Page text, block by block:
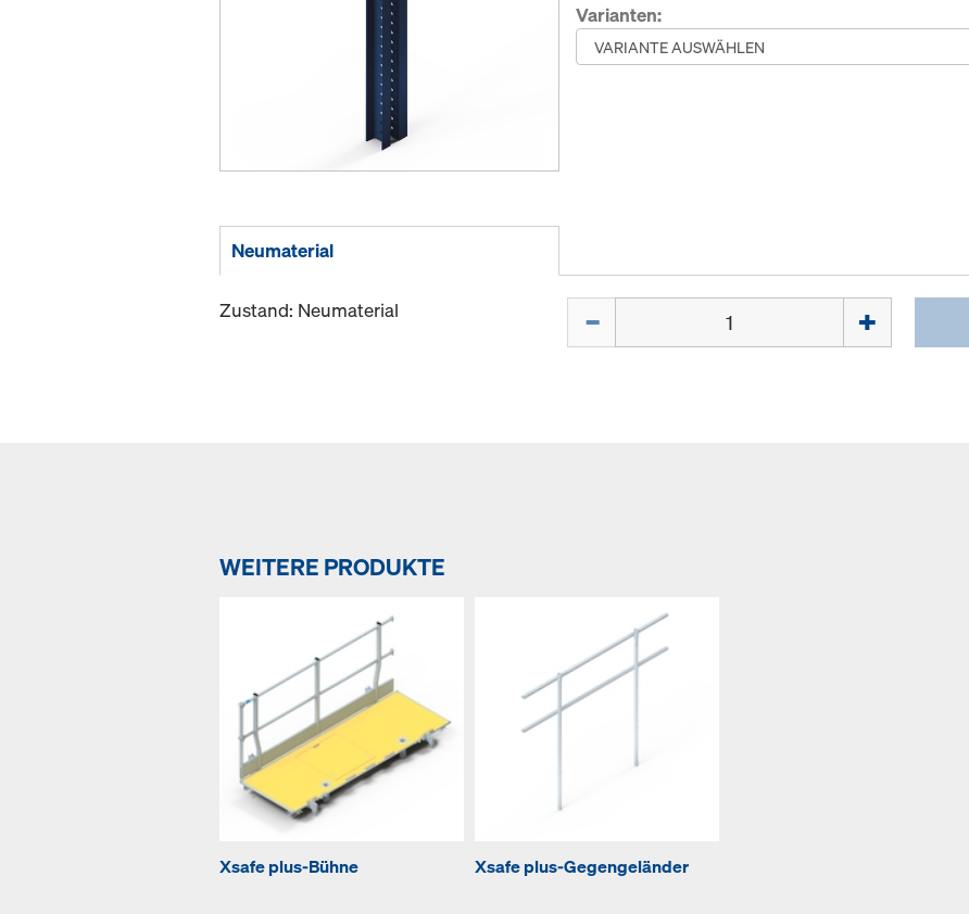
Varianten:
Neumaterial
Zustand: Neumaterial
WEITERE PRODUKTE
Xsafe plus-Bühne Xsafe plus-Gegengeländer